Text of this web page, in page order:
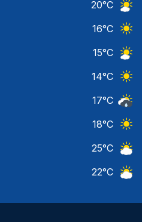
20°C
16°C
15°C
14°C
17°C
18°C
25°C
22°C